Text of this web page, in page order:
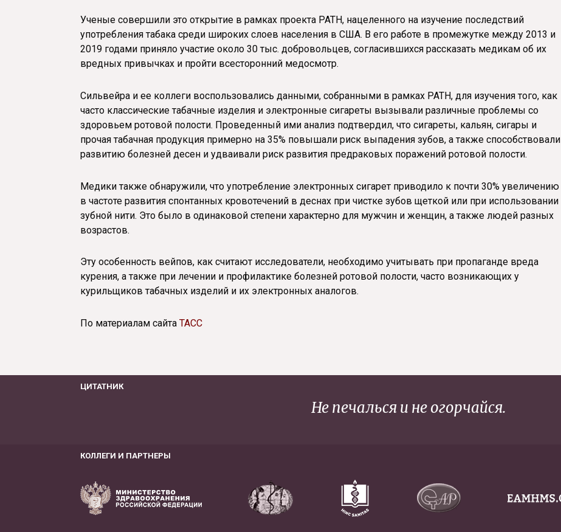
Ученые совершили это открытие в рамках проекта PATH, нацеленного на изучение последствий
употребления табака среди широких слоев населения в США. В его работе в промежутке между 2013 и
2019 годами приняло участие около 30 тыс. добровольцев, согласившихся рассказать медикам об их
вредных привычках и пройти всесторонний медосмотр.
Сильвейра и ее коллеги воспользовались данными, собранными в рамках PATH, для изучения того, как
часто классические табачные изделия и электронные сигареты вызывали различные проблемы со
здоровьем ротовой полости. Проведенный ими анализ подтвердил, что сигареты, кальян, сигары и
прочая табачная продукция примерно на 35% повышали риск выпадения зубов, а также способствовали
развитию болезней десен и удваивали риск развития предраковых поражений ротовой полости.
Медики также обнаружили, что употребление электронных сигарет приводило к почти 30% увеличению
в частоте развития спонтанных кровотечений в деснах при чистке зубов щеткой или при использовании
зубной нити. Это было в одинаковой степени характерно для мужчин и женщин, а также людей разных
возрастов.
Эту особенность вейпов, как считают исследователи, необходимо учитывать при пропаганде вреда
курения, а также при лечении и профилактике болезней ротовой полости, часто возникающих у
курильщиков табачных изделий и их электронных аналогов.
По материалам сайта ТАСС
ЦИТАТНИК
Не печалься и не огорчайся.
КОЛЛЕГИ И ПАРТНЕРЫ